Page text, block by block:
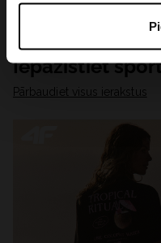
saturu un uzlabotu
( piem. socialos tīklus).
mūsu Privātuma politikā
Iepazīstiet
Pārbaudiet visus ierakstus